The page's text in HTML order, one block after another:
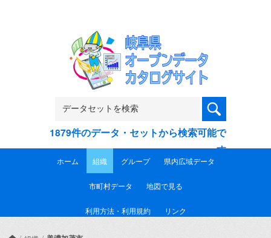
1879件のデータ・セットから検索可能で
す
ホーム 組織 グループ 県内広域データ
市町村データ 地図で見る
利用方法・利用規約 リンク